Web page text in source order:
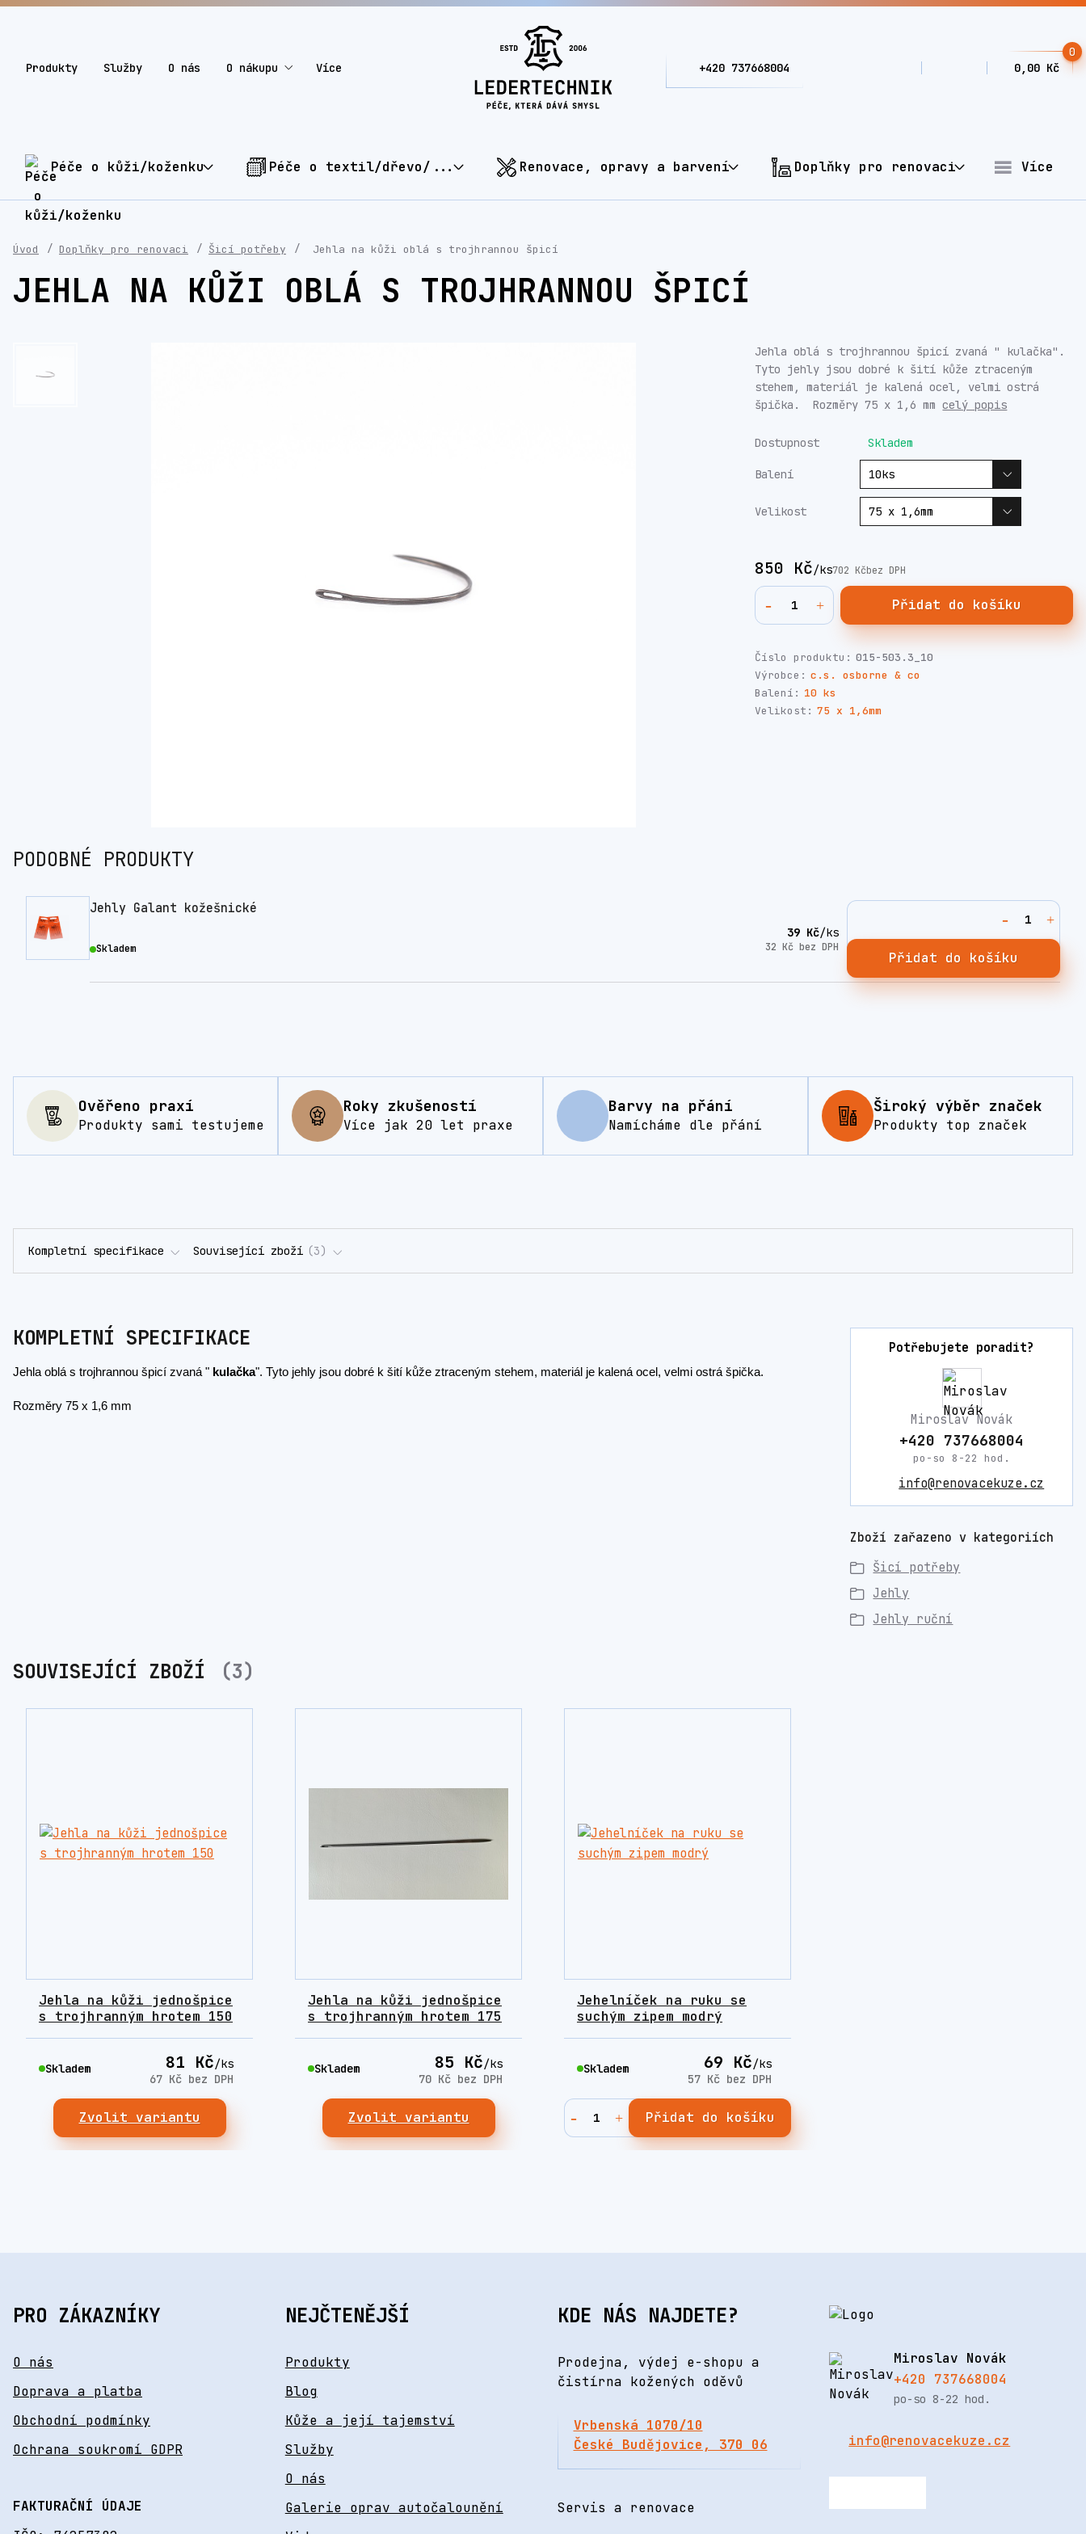
Produkty Služby O nás O nákupu Více
0
0,00 Kč
+420 737668004
Péče o kůži/koženku Péče o textil/dřevo/... Renovace, opravy a barvení Doplňky pro renovaci Více
Úvod Doplňky pro renovaci Šicí potřeby Jehla na kůži oblá s trojhrannou špicí
JEHLA NA KŮŽI OBLÁ S TROJHRANNOU ŠPICÍ
Jehla oblá s trojhrannou špicí zvaná " kulačka".
Tyto jehly jsou dobré k šití kůže ztraceným
stehem, materiál je kalená ocel, velmi ostrá
špička. Rozměry 75 x 1,6 mmcelý popis
Dostupnost Skladem
Balení
Velikost
850 Kč/ks702 Kčbez DPH
Přidat do košíku
Číslo produktu: 015-503.3_10
Výrobce: c.s. osborne & co
Balení: 10 ks
Velikost: 75 x 1,6mm
PODOBNÉ PRODUKTY
Jehly Galant kožešnické
39 Kč/ks
32 Kč bez DPH
Skladem
Přidat do košíku
Ověřeno praxí
Produkty sami testujeme
Roky zkušeností
Více jak 20 let praxe
Barvy na přání
Namícháme dle přání
Široký výběr značek
Produkty top značek
Kompletní specifikace Související zboží 3
KOMPLETNÍ SPECIFIKACE
Jehla oblá s trojhrannou špicí zvaná " kulačka". Tyto jehly jsou dobré k šití kůže ztraceným stehem, materiál je kalená ocel, velmi ostrá špička.
Rozměry 75 x 1,6 mm
Potřebujete poradit?
Miroslav Novák
+420 737668004
po-so 8-22 hod.
info@renovacekuze.cz
Zboží zařazeno v kategoriích
Šicí potřeby
Jehly
Jehly ruční
SOUVISEJÍCÍ ZBOŽÍ 3
Jehla na kůži jednošpice
s trojhranným hrotem 150
81 Kč/ks
67 Kč bez DPH
Skladem
Zvolit variantu
Jehla na kůži jednošpice
s trojhranným hrotem 175
85 Kč/ks
70 Kč bez DPH
Skladem
Zvolit variantu
Jehelníček na ruku se
suchým zipem modrý
69 Kč/ks
57 Kč bez DPH
Skladem
Přidat do košíku
PRO ZÁKAZNÍKY
O nás
Doprava a platba
Obchodní podmínky
Ochrana soukromí GDPR
FAKTURAČNÍ ÚDAJE
NEJČTENĚJŠÍ
Produkty
Blog
Kůže a její tajemství
Služby
O nás
Galerie oprav autočalounění
KDE NÁS NAJDETE?
Prodejna, výdej e-shopu a
čistírna kožených oděvů
Vrbenská 1070/10
České Budějovice, 370 06
Servis a renovace
Miroslav Novák
+420 737668004
po-so 8-22 hod.
info@renovacekuze.cz